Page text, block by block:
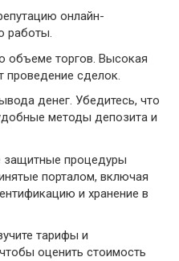
онлайн-
работы.
объеме торгов. Высокая
проведение сделок.
денег. Убедитесь, что
методы депозита и
защитные процедуры
порталом, включая
и хранение в
тарифы и
оценить стоимость